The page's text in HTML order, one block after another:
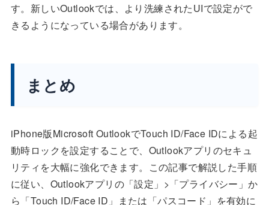
す。新しいOutlookでは、より洗練されたUIで設定がで
きるようになっている場合があります。
まとめ
iPhone版Microsoft OutlookでTouch ID/Face IDによる起
動時ロックを設定することで、Outlookアプリのセキュ
リティを大幅に強化できます。この記事で解説した手順
に従い、Outlookアプリの「設定」>「プライバシー」か
ら「Touch ID/Face ID」または「パスコード」を有効に